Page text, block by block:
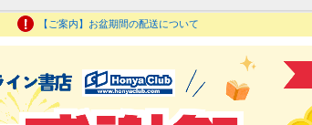
【ご案内】お盆期間の配送について